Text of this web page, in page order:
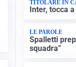
TITOLARE IN
Inter, tocca
LE PAROLE
Spalletti
squadra”